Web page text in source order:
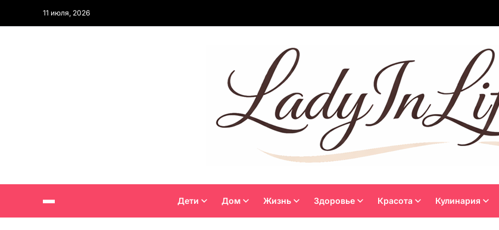
11 июля, 2026
Дети Дом Жизнь Здоровье Красота Кулинария